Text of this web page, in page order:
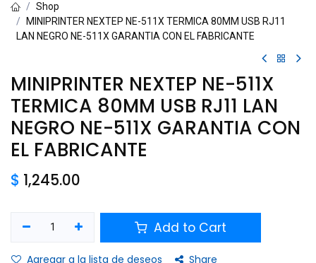
Shop
MINIPRINTER NEXTEP NE-511X TERMICA 80MM USB RJ11
LAN NEGRO NE-511X GARANTIA CON EL FABRICANTE
MINIPRINTER NEXTEP NE-511X
TERMICA 80MM USB RJ11 LAN
NEGRO NE-511X GARANTIA CON
EL FABRICANTE
$ 1,245.00
Add to Cart
Agregar a la lista de deseos Share